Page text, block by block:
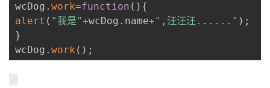
wcDog . work=function ( ) {
alert ( "我是"+wcDog . name+",汪汪汪......" ) ;
}
wcDog . work ( ) ;